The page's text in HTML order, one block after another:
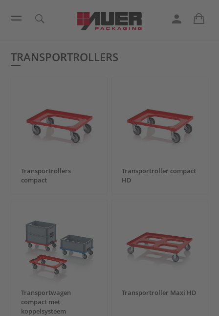
TRANSPORTROLLERS
Transportrollers
compact
Transportroller compact
HD
Transportwagen
compact met
koppelsysteem
Transportroller Maxi HD